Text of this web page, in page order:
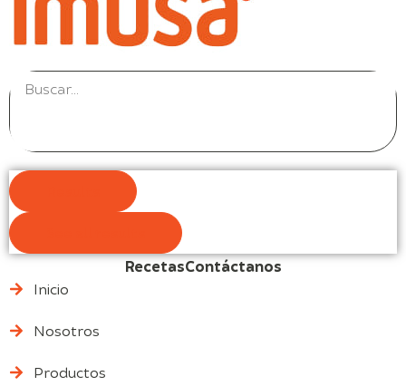
RecetasContáctanos
Inicio
Nosotros
Productos